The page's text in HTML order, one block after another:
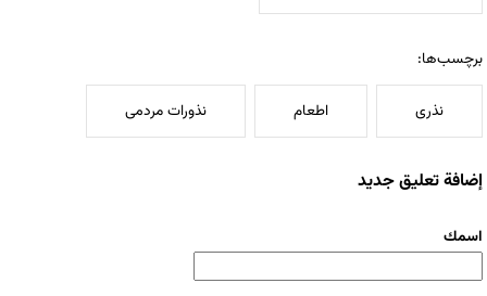
برچسب‌ها:
نذری اطعام نذورات مردمی
إضافة تعليق جديد
‏اسمك ‏